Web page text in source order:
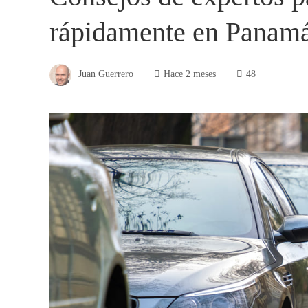
rápidamente en
Juan Guerrero Hace 2 meses 48